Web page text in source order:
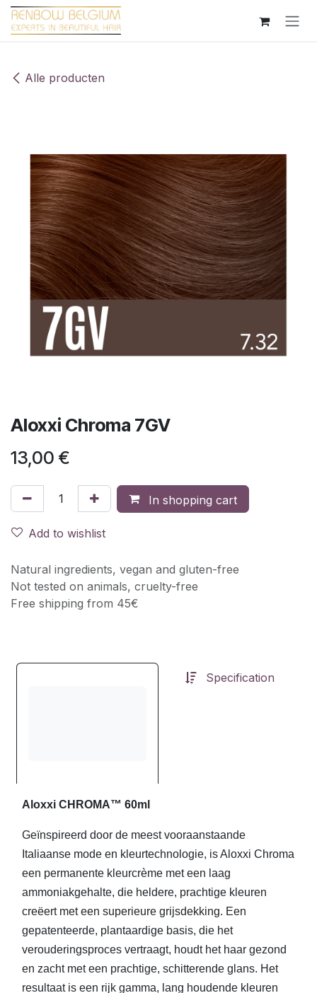
Overslaan naar inhoud
Alle producten
Aloxxi Chroma 7GV
13,00 €
In shopping cart
Add to wishlist
Natural ingredients, vegan and gluten-free
Not tested on animals, cruelty-free
Free shipping from 45€
Specification
Aloxxi CHROMA™ 60ml
Geïnspireerd door de meest vooraanstaande
Italiaanse mode en kleurtechnologie, is Aloxxi Chroma
een permanente kleurcrème met een laag
ammoniakgehalte, die heldere, prachtige kleuren
creëert met een superieure grijsdekking. Een
gepatenteerde, plantaardige basis, die het
verouderingsproces vertraagt, houdt het haar gezond
en zacht met een prachtige, schitterende glans. Het
resultaat is een rijk gamma, lang houdende kleuren